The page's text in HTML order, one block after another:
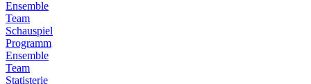
Ensemble
Team
Schauspiel
Programm
Ensemble
Team
Statisterie